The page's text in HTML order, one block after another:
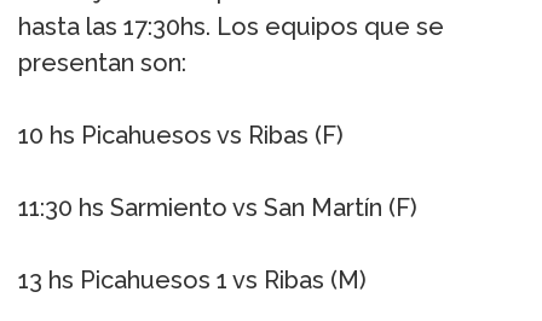
hasta las 17:30hs. Los equipos que se
presentan son:
10 hs Picahuesos vs Ribas (F)
11:30 hs Sarmiento vs San Martín (F)
13 hs Picahuesos 1 vs Ribas (M)